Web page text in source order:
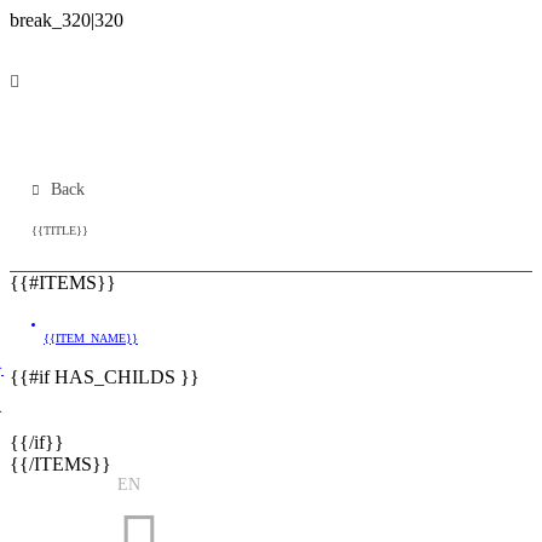
Back
{{TITLE}}
{{#ITEMS}}
{{ITEM_NAME}}
{{#if HAS_CHILDS }}
{{/if}}
{{/ITEMS}}
EN